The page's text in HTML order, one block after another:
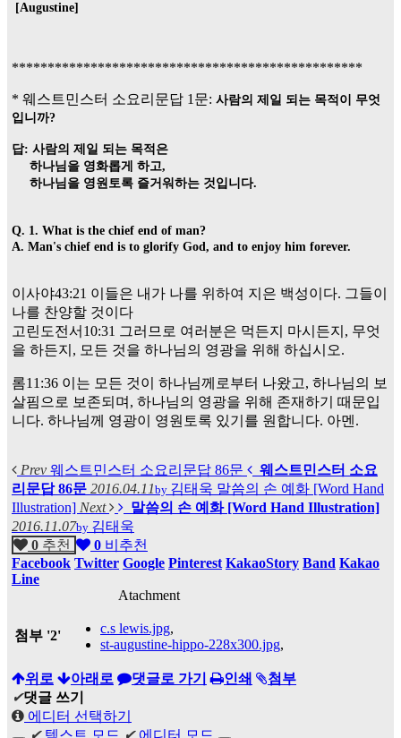
[Augustine]
*************************************************
* 웨스트민스터 소요리문답 1문: 사람의 제일 되는 목적이 무엇
입니까?
답: 사람의 제일 되는 목적은
하나님을 영화롭게 하고,
하나님을 영원토록 즐거워하는 것입니다.
Q. 1. What is the chief end of man?
A. Man's chief end is to glorify God, and to enjoy him forever.
이사야43:21 이들은 내가 나를 위하여 지은 백성이다. 그들이
나를 찬양할 것이다
고린도전서10:31 그러므로 여러분은 먹든지 마시든지, 무엇
을 하든지, 모든 것을 하나님의 영광을 위해 하십시오.
롬11:36 이는 모든 것이 하나님께로부터 나왔고, 하나님의 보
살핌으로 보존되며, 하나님의 영광을 위해 존재하기 때문입
니다. 하나님께 영광이 영원토록 있기를 원합니다. 아멘.
Prev 웨스트민스터 소요리문답 86문
웨스트민스터 소요
리문답 86문 2016.04.11by 김태욱 말씀의 손 예화 [Word Hand
Illustration] Next
말씀의 손 예화 [Word Hand Illustration]
2016.11.07by 김태욱
0 추천 0 비추천
Facebook Twitter Google Pinterest KakaoStory Band Kakao
Line
Atachment
첨부 '2' c.s lewis.jpg,
st-augustine-hippo-228x300.jpg,
위로 아래로 댓글로 가기 인쇄
첨부
✔댓글 쓰기
에디터 선택하기